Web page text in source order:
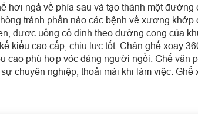
hơi ngả về phía sau và tạo thành một đường
tránh phần nào các bệnh về xương khớp
được uống cố định theo đường cong của
kiểu cao cấp, chịu lực tốt. Chân ghế xoay
cao phù hợp vóc dáng người ngồi. Ghế
chuyên nghiệp, thoải mái khi làm việc. Ghế